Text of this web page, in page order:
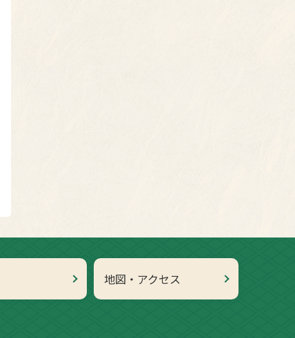
地図・アクセス